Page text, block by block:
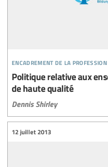
encadrement de la profession
Politique relative aux
de haute qualité
Dennis Shirley
12 juillet 2013